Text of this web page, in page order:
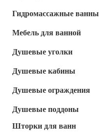
Гидромассажные ванны
Мебель для ванной
Душевые уголки
Душевые кабины
Душевые ограждения
Душевые поддоны
Шторки для ванн